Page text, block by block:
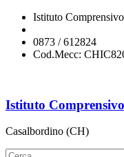
Istituto
0873 / 612824
Cod.Mecc:
Istituto
Casalbordino (CH)